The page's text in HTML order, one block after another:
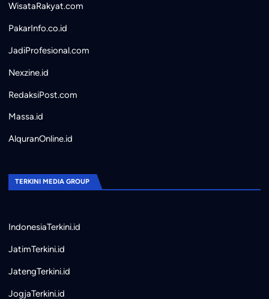
WisataRakyat.com
PakarInfo.co.id
JadiProfesional.com
Nexzine.id
RedaksiPost.com
Massa.id
AlquranOnline.id
TERKINI MEDIA GROUP
IndonesiaTerkini.id
JatimTerkini.id
JatengTerkini.id
JogjaTerkini.id